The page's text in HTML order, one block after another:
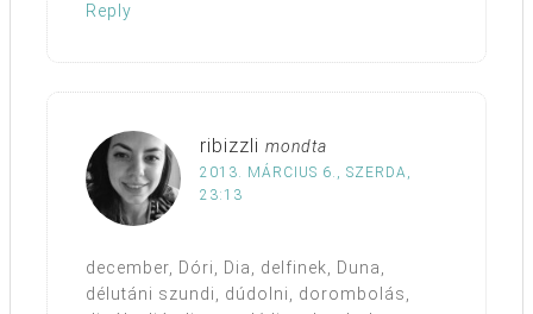
Reply
ribizzli mondta
2013. MÁRCIUS 6., SZERDA,
23:13
december, Dóri, Dia, delfinek, Duna,
délutáni szundi, dúdolni, dorombolás,